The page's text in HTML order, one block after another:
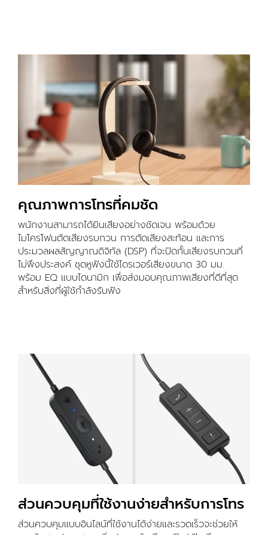
คุณภาพการโทรที่คมชัด
พนักงานสามารถได้ยินเสียงอย่างชัดเจน พร้อมด้วย
ไมโครโฟนตัดเสียงรบกวน การตัดเสียงสะท้อน และการ
ประมวลผลสัญญาณดิจิทัล (DSP) ที่จะปิดกั้นเสียงรบกวนที่
ไม่พึงประสงค์ ชุดหูฟังนี้ใช้ไดรเวอร์เสียงขนาด 30 มม.
พร้อม EQ แบบไดนามิก เพื่อส่งมอบคุณภาพเสียงที่ดีที่สุด
สำหรับสิ่งที่ผู้ใช้กำลังรับฟัง
ส่วนควบคุมที่ใช้งานง่ายสำหรับการโทร
ส่วนควบคุมแบบอินไลน์ที่ใช้งานได้ง่ายและรวดเร็วจะช่วยให้